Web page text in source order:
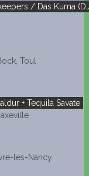
/ Das Kuma
Toul
+ Tequila Savate
les-Nancy